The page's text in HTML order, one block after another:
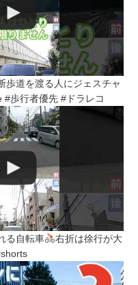
歩道を渡る人にジェスチャ
#歩行者優先 #ドラレコ
る自転車
右折は徐行が大